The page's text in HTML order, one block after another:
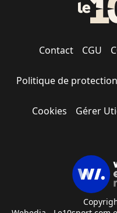
Contact CGU
Politique de
Cookies Gérer